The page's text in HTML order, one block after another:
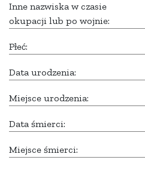
Inne nazwiska w czasie
okupacji lub po wojnie:
Płeć:
Data urodzenia:
Miejsce urodzenia:
Data śmierci:
Miejsce śmierci: